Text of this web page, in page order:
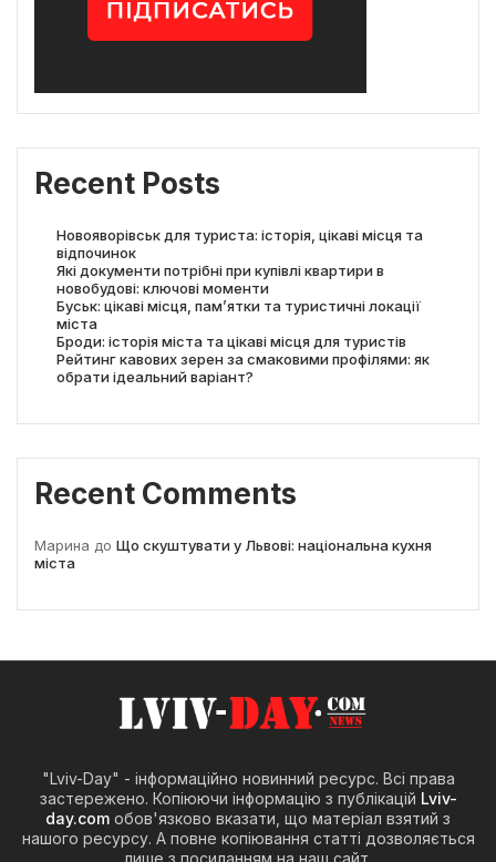
Recent Posts
Новояворівськ для туриста: історія, цікаві місця та
відпочинок
Які документи потрібні при купівлі квартири в
новобудові: ключові моменти
Буськ: цікаві місця, пам’ятки та туристичні локації
міста
Броди: історія міста та цікаві місця для туристів
Рейтинг кавових зерен за смаковими профілями: як
обрати ідеальний варіант?
Recent Comments
Марина до Що скуштувати у Львові: національна кухня
міста
"Lviv-Day" - інформаційно новинний ресурс. Всі права
застережено. Копіюючи інформацію з публікацій Lviv-
day.com обов'язково вказати, що матеріал взятий з
нашого ресурсу. А повне копіювання статті дозволяється